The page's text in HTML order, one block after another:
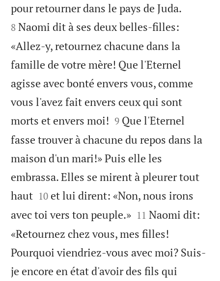
pour retourner dans le pays de Juda.
8 Naomi dit à ses deux belles-filles:
«Allez-y, retournez chacune dans la
famille de votre mère! Que l'Eternel
agisse avec bonté envers vous, comme
vous l'avez fait envers ceux qui sont
morts et envers moi! 

9 Que l'Eternel
fasse trouver à chacune du repos dans la
maison d'un mari!» Puis elle les
embrassa. Elles se mirent à pleurer tout
haut
10 et lui dirent: «Non, nous irons
avec toi vers ton peuple.»
11 Naomi dit:
«Retournez chez vous, mes filles!
Pourquoi viendriez-vous avec moi? Suis-
je encore en état d'avoir des fils qui